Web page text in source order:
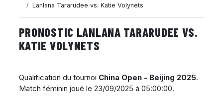
Lanlana Tararudee vs. Katie Volynets
PRONOSTIC LANLANA TARARUDEE VS.
KATIE VOLYNETS
Qualification du tournoi China Open - Beijing 2025.
Match féminin joué le 23/09/2025 à 05:00:00.